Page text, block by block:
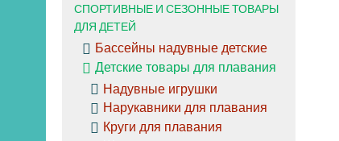
СПОРТИВНЫЕ И СЕЗОННЫЕ ТОВАРЫ
ДЛЯ ДЕТЕЙ
Бассейны надувные детские
Детские товары для плавания
Надувные игрушки
Нарукавники для плавания
Круги для плавания